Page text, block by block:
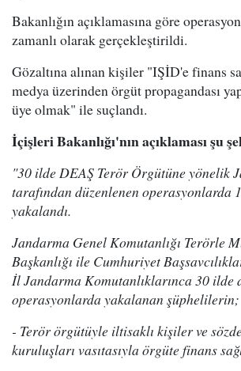
Bakanlığın açıklamasına göre
zamanlı olarak gerçekleştirildi.
Gözaltına alınan kişiler "IŞİD'e finans
medya üzerinden örgüt propagandası
üye olmak" ile suçlandı.
İçişleri Bakanlığı'nın açıklaması şu
"30 ilde DEAŞ Terör Örgütüne yönelik
tarafından düzenlenen operasyonlarda
yakalandı.
Jandarma Genel Komutanlığı Terörle
Başkanlığı ile Cumhuriyet
İl Jandarma Komutanlıklarınca 30 ilde
operasyonlarda yakalanan şüphelilerin;
- Terör örgütüyle iltisaklı kişiler ve
kuruluşları vasıtasıyla örgüte finans